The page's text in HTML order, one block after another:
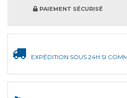
PAIEMENT SÉCURISÉ
EXPÉDITION SOUS 24H SI